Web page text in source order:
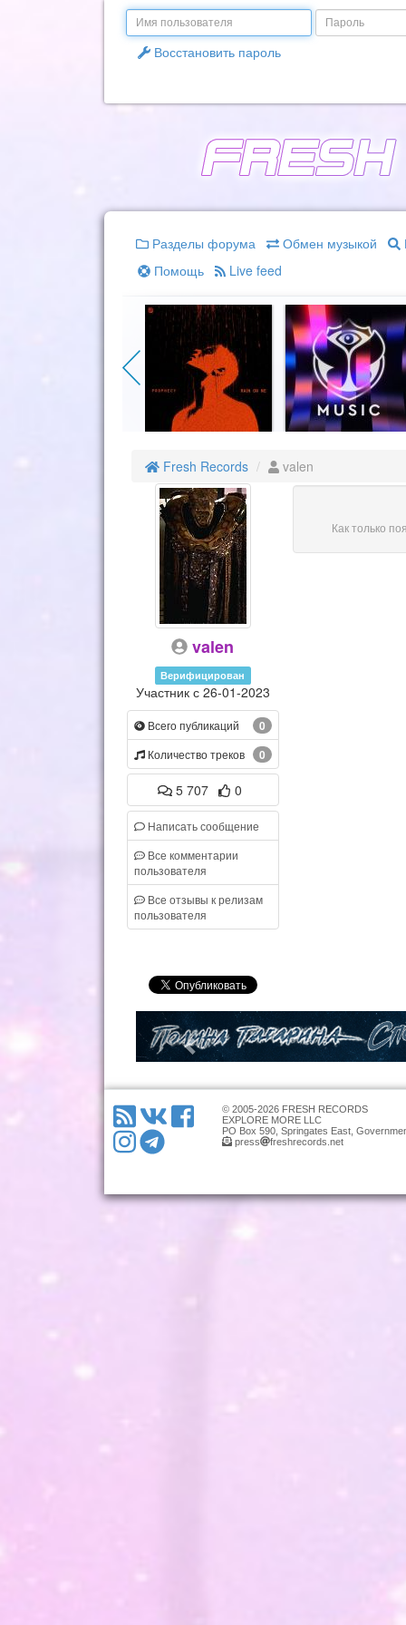
Email
Пароль
Восстановить пароль
Разделы форума Обмен музыкой
Помощь
Live feed
Fresh Records valen
valen
Верифицирован
Участник с 26-01-2023
0
Всего публикаций
0
Количество треков
5 707 0
Написать сообщение
Все комментарии
пользователя
Все отзывы к релизам
пользователя
Как только
© 2005-2026 FRESH RECORDS
EXPLORE MORE LLC
PO Box 590, Springates East,
press
freshrecords.net